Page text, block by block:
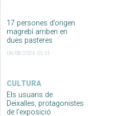
17 persones d’origen
magrebí arriben en
dues pasteres
06/08/2026 05:31
CULTURA
Els usuaris de
Deixalles, protagonistes
de l’exposició